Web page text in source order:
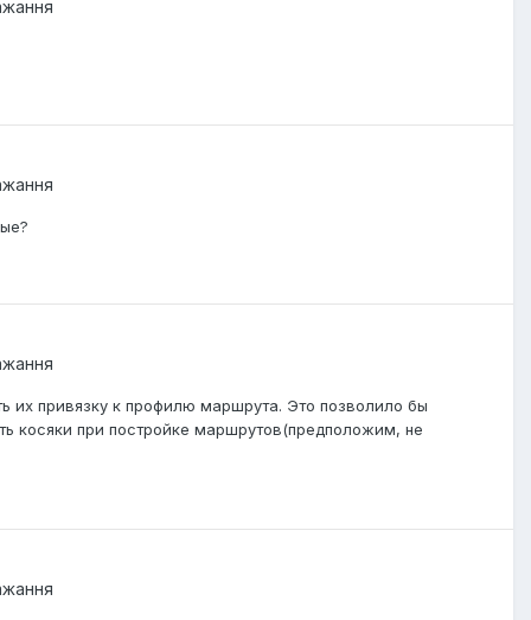
их привязку к профилю маршрута. Это позволило бы
косяки при постройке маршрутов(предположим, не